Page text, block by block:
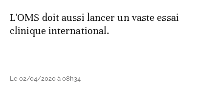
L'OMS doit aussi lancer un vaste essai
clinique international.
Le 02/04/2020 à 08h34